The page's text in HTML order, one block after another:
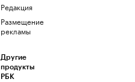
Редакция
Размещение
рекламы
Другие
продукты
РБК